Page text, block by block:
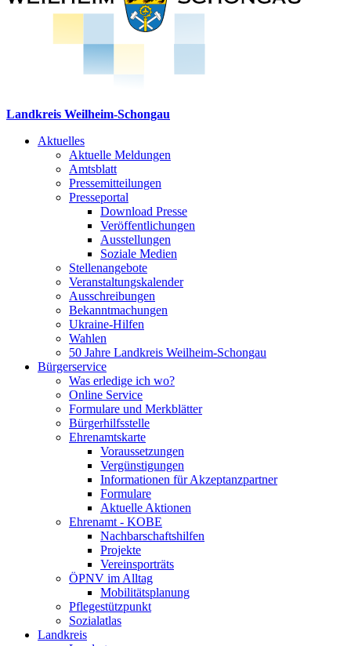
Landkreis Weilheim-Schongau
Aktuelles
Aktuelle Meldungen
Amtsblatt
Pressemitteilungen
Presseportal
Download Presse
Veröffentlichungen
Ausstellungen
Soziale Medien
Stellenangebote
Veranstaltungskalender
Ausschreibungen
Bekanntmachungen
Ukraine-Hilfen
Wahlen
50 Jahre Landkreis Weilheim-Schongau
Bürgerservice
Was erledige ich wo?
Online Service
Formulare und Merkblätter
Bürgerhilfsstelle
Ehrenamtskarte
Voraussetzungen
Vergünstigungen
Informationen für Akzeptanzpartner
Formulare
Aktuelle Aktionen
Ehrenamt - KOBE
Nachbarschaftshilfen
Projekte
Vereinsporträts
ÖPNV im Alltag
Mobilitätsplanung
Pflegestützpunkt
Sozialatlas
Landkreis